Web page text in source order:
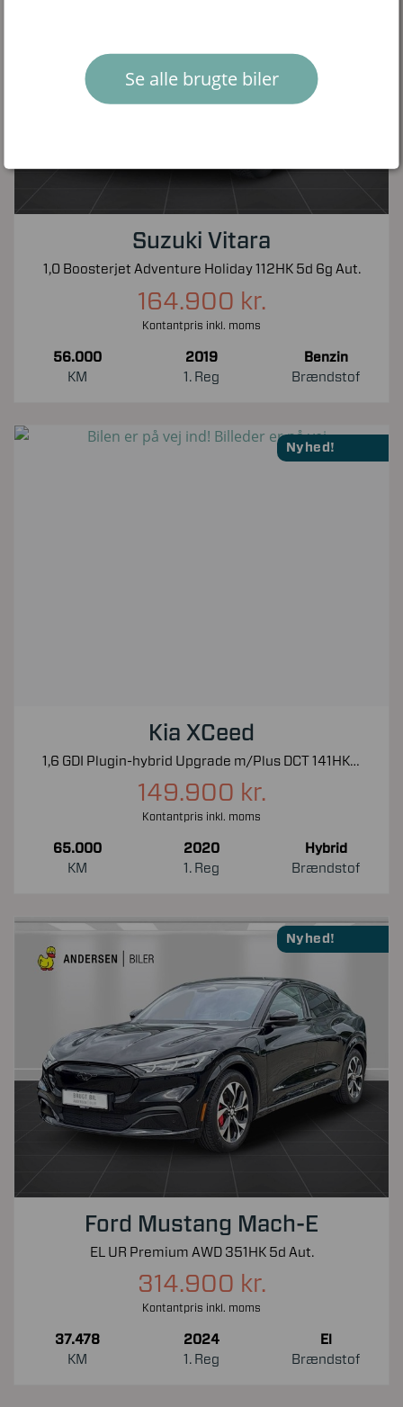
Suzuki Vitara
1,0 Boosterjet Adventure Holiday 112HK 5d 6g Aut.
164.900 kr.
Kontantpris inkl. moms
56.000
KM
2019
1. Reg
Benzin
Brændstof
Nyhed!
Kia XCeed
1,6 GDI Plugin-hybrid Upgrade m/Plus DCT 141HK 5d 6g Aut.
149.900 kr.
Kontantpris inkl. moms
65.000
KM
2020
1. Reg
Hybrid
Brændstof
Nyhed!
Ford Mustang Mach-E
EL UR Premium AWD 351HK 5d Aut.
314.900 kr.
Kontantpris inkl. moms
37.478
KM
2024
1. Reg
El
Brændstof
Se alle brugte biler